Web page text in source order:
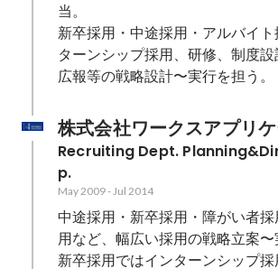
当。
新卒採用・中途採用・アルバイ
ターンシップ採用、研修、制度設
広報等の戦略設計〜実行を担う。
株式会社ワークスアプリ
Recruiting Dept.
p.
May 2009- Jul 2014
中途採用・新卒採用・障がい者
用など、幅広い採用の戦略立案〜
新卒採用ではインターンシップ採